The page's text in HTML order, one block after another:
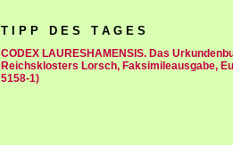
T I P P D E S T A G E S
CODEX LAURESHAMENSIS. Das
Reichsklosters Lorsch, Faksimileausgabe,
5158-1)